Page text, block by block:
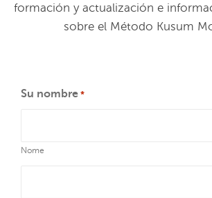
formación y actualización e
sobre el Método Kusum
Su nombre *
Nome